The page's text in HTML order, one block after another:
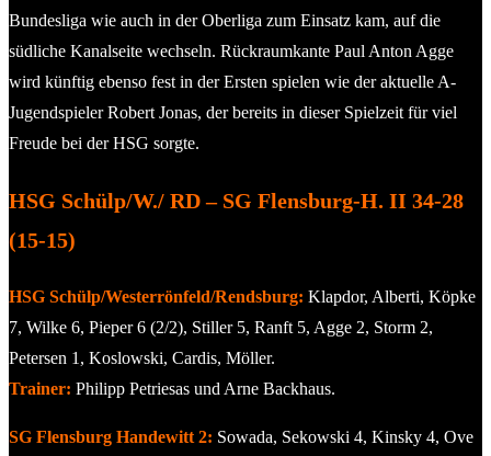
Bundesliga wie auch in der Oberliga zum Einsatz kam, auf die
südliche Kanalseite wechseln. Rückraumkante Paul Anton Agge
wird künftig ebenso fest in der Ersten spielen wie der aktuelle A-
Jugendspieler Robert Jonas, der bereits in dieser Spielzeit für viel
Freude bei der HSG sorgte.
HSG Schülp/W./ RD – SG Flensburg-H. II 34-28
(15-15)
HSG Schülp/Westerrönfeld/Rendsburg: Klapdor, Alberti, Köpke
7, Wilke 6, Pieper 6 (2/2), Stiller 5, Ranft 5, Agge 2, Storm 2,
Petersen 1, Koslowski, Cardis, Möller.
Trainer: Philipp Petriesas und Arne Backhaus.
SG Flensburg Handewitt 2: Sowada, Sekowski 4, Kinsky 4, Ove